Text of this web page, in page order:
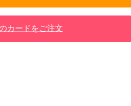
カードをご注文